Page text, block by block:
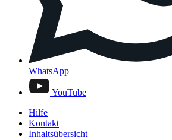
WhatsApp
YouTube
Hilfe
Kontakt
Inhaltsübersicht